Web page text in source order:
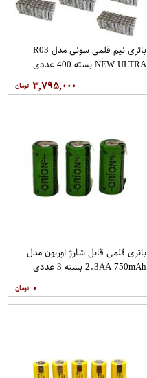
باتری نیم قلمی سونی مدل R03
NEW ULTRA بسته 400 عددی
۳,۷۹۵,۰۰۰
باتری قلمی قابل شارژ اوریون مدل
2.3AA 750mAh بسته 3 عددی
۰